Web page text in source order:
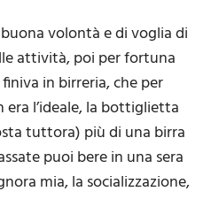
volontà e di voglia di
attività, poi per fortuna
in birreria, che per
era l’ideale, la bottiglietta
tuttora) più di una birra
puoi bere in una sera
mia, la socializzazione,